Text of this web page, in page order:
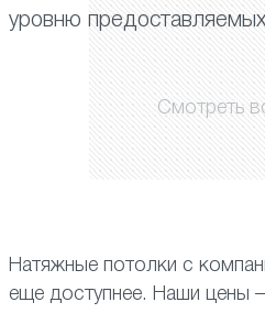
уровню предоставляемых
Смотреть
Натяжные потолки с
еще доступнее. Наши цены